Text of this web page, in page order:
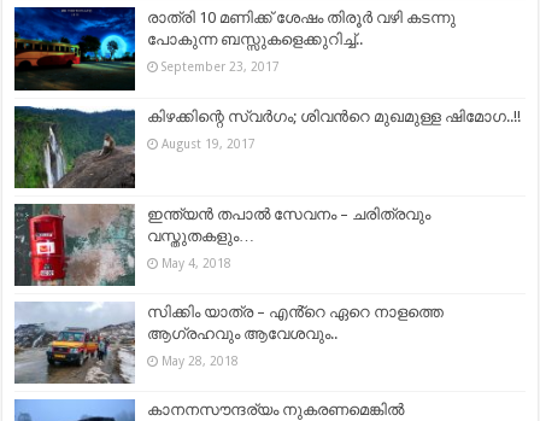
രാത്രി 10 മണിക്ക് ശേഷം തിരൂർ വഴി കടന്നു
പോകുന്ന ബസ്സുകളെക്കുറിച്ച്..
September 23, 2017
കിഴക്കിന്റെ സ്വര്‍ഗം; ശിവന്‍റെ മുഖമുള്ള ഷിമോഗ..!!
August 19, 2017
ഇന്ത്യൻ തപാൽ സേവനം – ചരിത്രവും
വസ്തുതകളും…
May 4, 2018
സിക്കിം യാത്ര – എൻ്റെ ഏറെ നാളത്തെ
ആഗ്രഹവും ആവേശവും..
May 28, 2018
കാനനസൗന്ദര്യം നുകരണമെങ്കില്‍